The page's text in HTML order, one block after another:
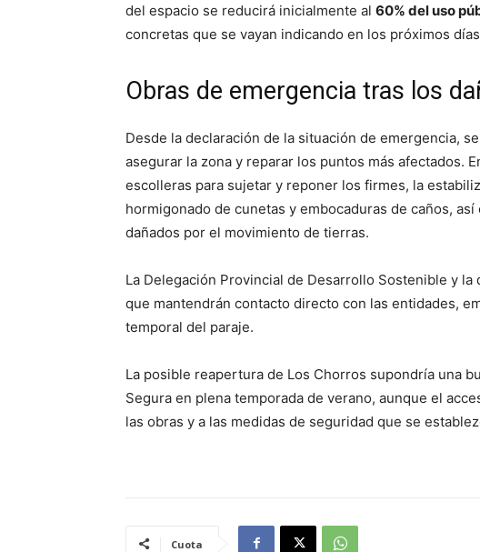
del espacio se reducirá inicialmente al 60% del uso
concretas que se vayan indicando en los próximos
Obras de emergencia tras los
Desde la declaración de la situación de emergencia,
asegurar la zona y reparar los puntos más afectados.
escolleras para sujetar y reponer los firmes, la
hormigonado de cunetas y embocaduras de caños,
dañados por el movimiento de tierras.
La Delegación Provincial de Desarrollo Sostenible y
que mantendrán contacto directo con las entidades,
temporal del paraje.
La posible reapertura de Los Chorros supondría una
Segura en plena temporada de verano, aunque el
las obras y a las medidas de seguridad que se
Cuota